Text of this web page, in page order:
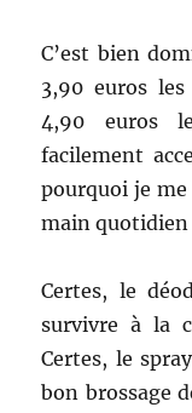
C’est bien
3,90 euros
4,90 euros
facilement
pourquoi je me
main quotidien
Certes, le
survivre à la
Certes, le
bon brossage